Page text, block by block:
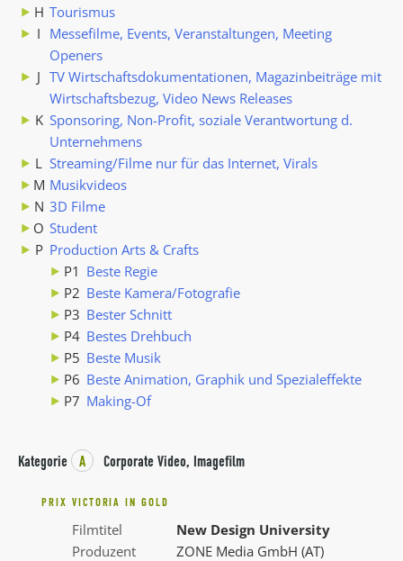
H Tourismus
I Messefilme, Events, Veranstaltungen, Meeting
Openers
J TV Wirtschaftsdokumentationen, Magazinbeiträge mit
Wirtschaftsbezug, Video News Releases
K Sponsoring, Non-Profit, soziale Verantwortung d.
Unternehmens
L
Streaming/Filme nur für das Internet, Virals
M Musikvideos
N 3D Filme
O Student
P Production Arts & Crafts
P1 Beste Regie
P2 Beste Kamera/Fotografie
P3 Bester Schnitt
P4 Bestes Drehbuch
P5 Beste Musik
P6 Beste Animation, Graphik und Spezialeffekte
P7 Making-Of
Kategorie A Corporate Video, Imagefilm
PRIX VICTORIA IN GOLD
Filmtitel
New Design University
Produzent
ZONE Media GmbH (AT)